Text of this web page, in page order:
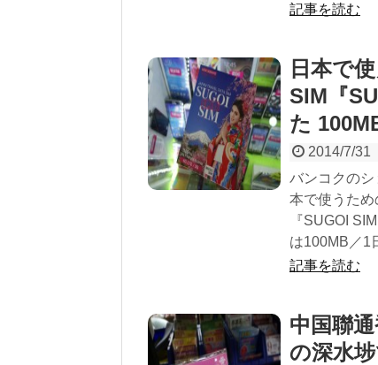
記事を読む
日本で
SIM『
た
2014/7/31
バンコクの
本で使うた
『SUGOI
は100MB／1
記事を読む
中国聯
の深水